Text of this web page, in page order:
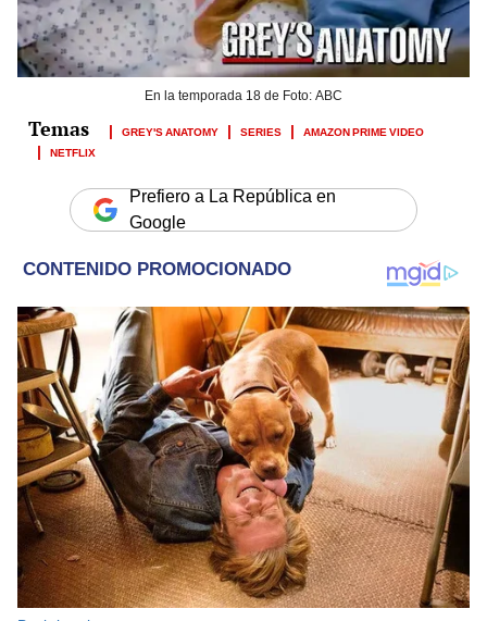
En la temporada 18 de Foto: ABC
GREY'S ANATOMY SERIES
AMAZON PRIME VIDEO
NETFLIX
Prefiero a La República en
Google